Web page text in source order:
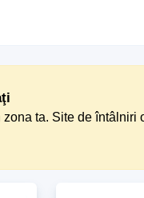
ta. Site de întâlniri